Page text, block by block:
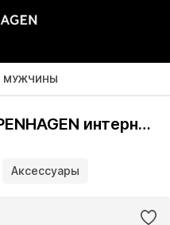
МУЖЧИНЫ
MADS NORGAARD COPENHAGEN интернет-магазин
Аксессуары